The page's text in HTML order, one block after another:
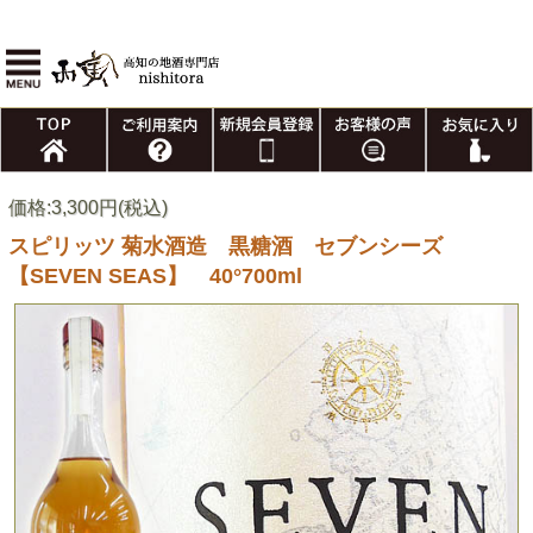
価格:3,300円(税込)
スピリッツ 菊水酒造 黒糖酒 セブンシーズ
【SEVEN SEAS】 40°700ml